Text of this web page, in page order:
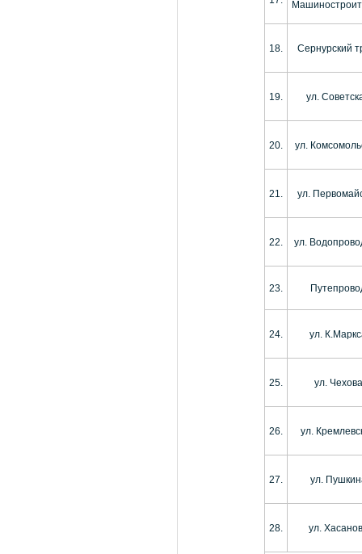
18. Сернурский
19. ул.
20. ул.
21. ул.
22. ул.
23.
24. ул.
25. ул. Чехова
26. ул.
27. ул.
28. ул.